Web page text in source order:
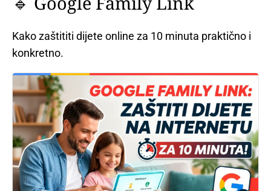
Kako zaštititi dijete online za 10 minuta praktično i
konkretno.